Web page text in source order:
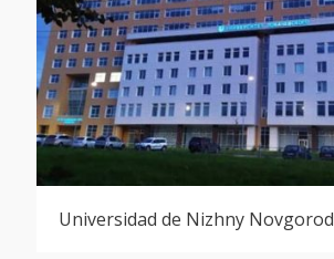
Universidad de Nizhny Novgorod